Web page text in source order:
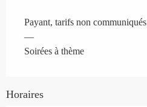
Payant, tarifs non communiqués
—
Soirées à thème
Horaires